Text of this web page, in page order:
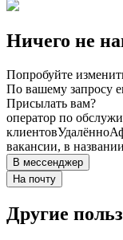
Ничего не
Попробуйте
По вашему запросу
Присылать вам?
оператор по
клиентовУдалённо
вакансии, в
В мессенджер
На почту
Другие